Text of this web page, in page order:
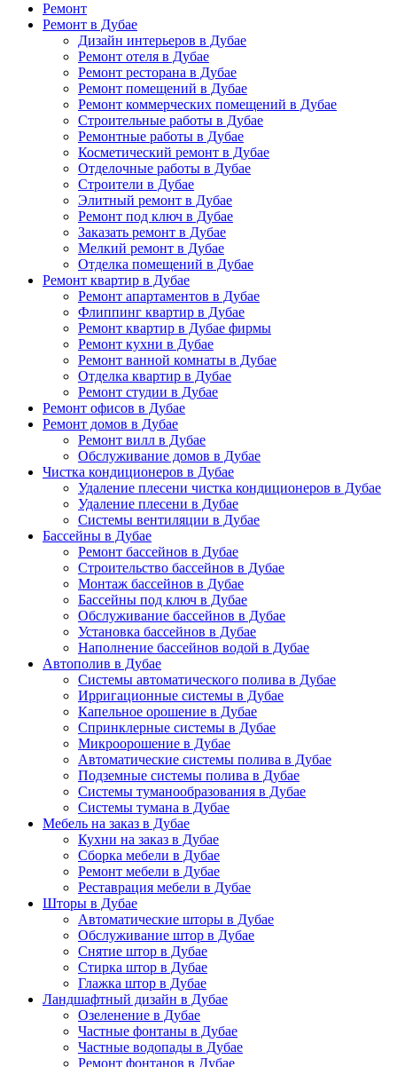
Ремонт
Ремонт в Дубае
Дизайн интерьеров в Дубае
Ремонт отеля в Дубае
Ремонт ресторана в Дубае
Ремонт помещений в Дубае
Ремонт коммерческих помещений в Дубае
Строительные работы в Дубае
Ремонтные работы в Дубае
Косметический ремонт в Дубае
Отделочные работы в Дубае
Строители в Дубае
Элитный ремонт в Дубае
Ремонт под ключ в Дубае
Заказать ремонт в Дубае
Мелкий ремонт в Дубае
Отделка помещений в Дубае
Ремонт квартир в Дубае
Ремонт апартаментов в Дубае
Флиппинг квартир в Дубае
Ремонт квартир в Дубае фирмы
Ремонт кухни в Дубае
Ремонт ванной комнаты в Дубае
Отделка квартир в Дубае
Ремонт студии в Дубае
Ремонт офисов в Дубае
Ремонт домов в Дубае
Ремонт вилл в Дубае
Обслуживание домов в Дубае
Чистка кондиционеров в Дубае
Удаление плесени чистка кондиционеров в Дубае
Удаление плесени в Дубае
Системы вентиляции в Дубае
Бассейны в Дубае
Ремонт бассейнов в Дубае
Строительство бассейнов в Дубае
Монтаж бассейнов в Дубае
Бассейны под ключ в Дубае
Обслуживание бассейнов в Дубае
Установка бассейнов в Дубае
Наполнение бассейнов водой в Дубае
Автополив в Дубае
Системы автоматического полива в Дубае
Ирригационные системы в Дубае
Капельное орошение в Дубае
Спринклерные системы в Дубае
Микроорошение в Дубае
Автоматические системы полива в Дубае
Подземные системы полива в Дубае
Системы туманообразования в Дубае
Системы тумана в Дубае
Мебель на заказ в Дубае
Кухни на заказ в Дубае
Сборка мебели в Дубае
Ремонт мебели в Дубае
Реставрация мебели в Дубае
Шторы в Дубае
Автоматические шторы в Дубае
Обслуживание штор в Дубае
Снятие штор в Дубае
Стирка штор в Дубае
Глажка штор в Дубае
Ландшафтный дизайн в Дубае
Озеленение в Дубае
Частные фонтаны в Дубае
Частные водопады в Дубае
Ремонт фонтанов в Дубае